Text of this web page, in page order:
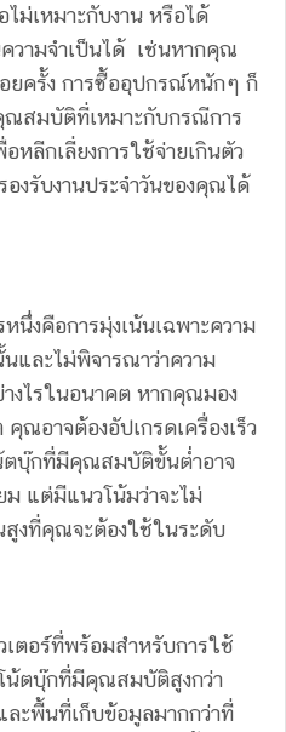
ม่เหมาะกับงาน หรือได้
ามจำเป็นได้ เช่นหากคุณ
ยครั้ง การซื้ออุปกรณ์หนักๆ ก็
สมบัติที่เหมาะกับกรณีการ
หลีกเลี่ยงการใช้จ่ายเกินตัว
งรับงานประจำวันของคุณได้
นึ่งคือการมุ่งเน้นเฉพาะความ
และไม่พิจารณาว่าความ
งไรในอนาคต หากคุณมอง
ณอาจต้องอัปเกรดเครื่องเร็ว
ตบุ๊กที่มีคุณสมบัติขั้นต่ำอาจ
ม แต่มีแนวโน้มว่าจะไม่
สูงที่คุณจะต้องใช้ในระดับ
ตอร์ที่พร้อมสำหรับการใช้
น้ตบุ๊กที่มีคุณสมบัติสูงกว่า
ละพื้นที่เก็บข้อมูลมากกว่าที่